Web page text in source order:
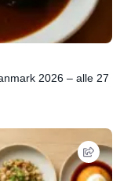
2026 – alle 27